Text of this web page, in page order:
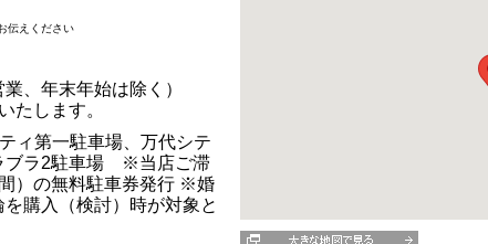
伝えください
、年末年始は除く）
たします。
ィ第一駐車場、万代シテ
ブラ2駐車場 ※当店ご滞
）の無料駐車券発行 ※婚
購入（検討）時が対象と